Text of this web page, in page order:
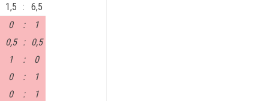
1,5 :
6,5
0 :
1
0,5 :
0,5
1 :
0
0 :
1
0 :
1